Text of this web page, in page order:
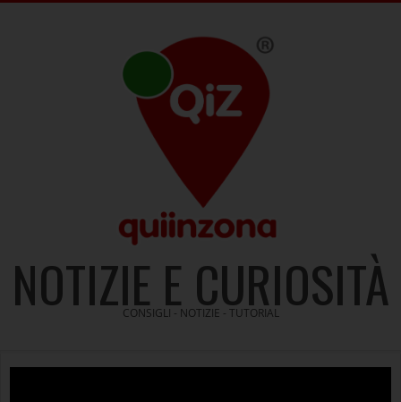
NOTIZIE E CURIOSITÀ
CONSIGLI - NOTIZIE - TUTORIAL